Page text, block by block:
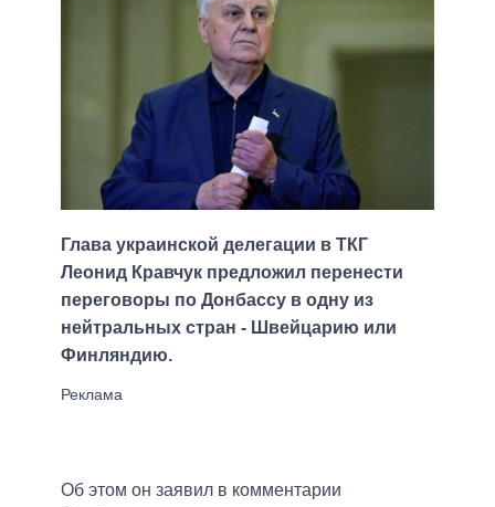
Глава украинской делегации в ТКГ
Леонид Кравчук предложил перенести
переговоры по Донбассу в одну из
нейтральных стран - Швейцарию или
Финляндию.
Об этом он заявил в комментарии